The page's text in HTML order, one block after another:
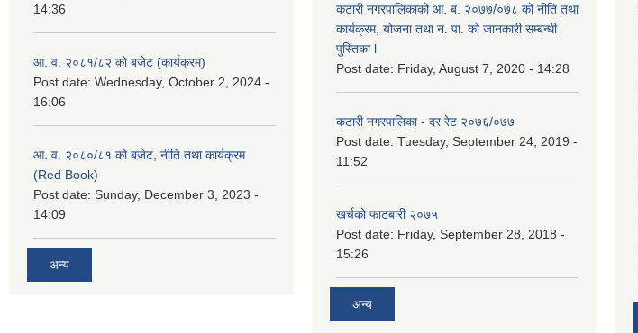
14:36
आ. व. २०८१/८२ को बजेट (कार्यक्रम)
Post date: Wednesday, October 2, 2024 -
16:06
आ. व. २०८०/८१ को बजेट, नीति तथा कार्यक्रम
(Red Book)
Post date: Sunday, December 3, 2023 -
14:09
अन्य
कटारी नगरपालिकाको आ. ब. २०७७/०७८ को नीति तथा
कार्यक्रम, योजना तथा न. पा. को जानकारी सम्बन्धी
पुस्तिका l
Post date: Friday, August 7, 2020 - 14:28
कटारी नगरपालिका - दर रेट २०७६/०७७
Post date: Tuesday, September 24, 2019 -
11:52
खर्चको फाटबारी २०७५
Post date: Friday, September 28, 2018 -
15:26
अन्य